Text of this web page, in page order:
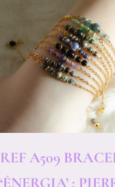
REF A509
‘ÉNERGIA’ :
de
prix :
à